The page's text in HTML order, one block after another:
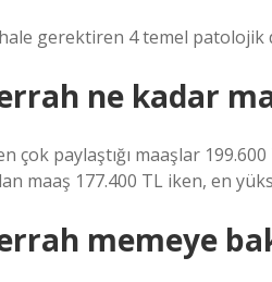
gerektiren 4 temel
ne kadar
çok paylaştığı maaşlar
maaş 177.400 TL iken, en
memeye